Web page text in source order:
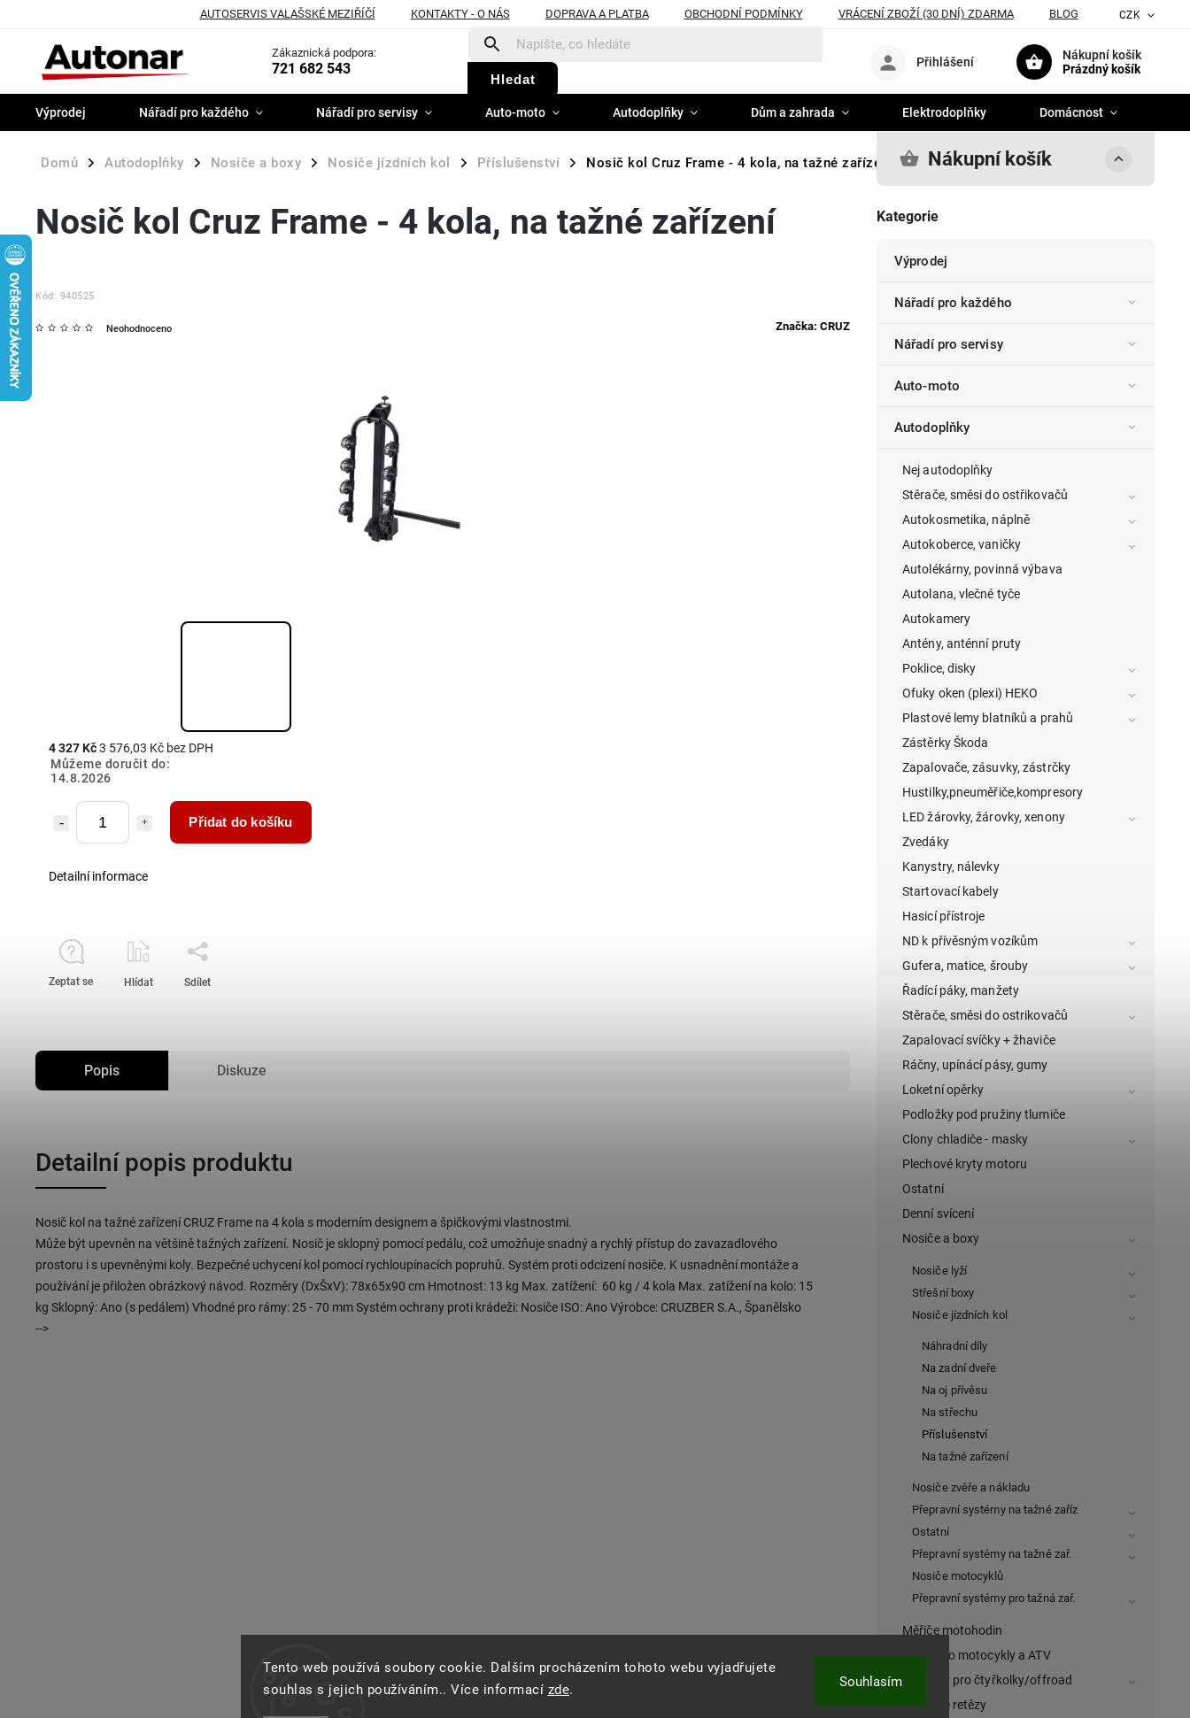
Tento web používá soubory cookie. Dalším procházením tohoto webu vyjadřujete
souhlas s jejich používáním.. Více informací zde. Souhlasím
AUTOSERVIS VALAŠSKÉ MEZIŘÍČÍ KONTAKTY - O NÁS DOPRAVA A PLATBA OBCHODNÍ PODMÍNKY VRÁCENÍ ZBOŽÍ (30 DNÍ) ZDARMA BLOG CZK
Zákaznická podpora:
721 682 543
Hledat
Nákupní košík
Prázdný košík
Přihlášení
Výprodej Nářadí pro každého Nářadí pro servisy Auto-moto Autodoplňky Dům a zahrada Elektrodoplňky Domácnost
Domů / Autodoplňky / Nosiče a boxy / Nosiče jízdních kol / Příslušenství / Nosič kol Cruz Frame - 4 kola, na tažné zařízení Nákupní košík
Kategorie
Výprodej
Nářadí pro každého
Nářadí pro servisy
Auto-moto
Autodoplňky
Nej autodoplňky
Stěrače, směsi do ostřikovačů
Autokosmetika, náplně
Autokoberce, vaničky
Autolékárny, povinná výbava
Autolana, vlečné tyče
Autokamery
Antény, anténní pruty
Poklice, disky
Ofuky oken (plexi) HEKO
Plastové lemy blatníků a prahů
Zástěrky Škoda
Zapalovače, zásuvky, zástrčky
Hustilky,pneuměřiče,kompresory
LED žárovky, žárovky, xenony
Zvedáky
Kanystry, nálevky
Startovací kabely
Hasicí přístroje
ND k přívěsným vozíkům
Gufera, matice, šrouby
Řadící páky, manžety
Stěrače, směsi do ostrikovačů
Zapalovací svíčky + žhaviče
Ráčny, upínácí pásy, gumy
Loketní opěrky
Podložky pod pružiny tlumiče
Clony chladiče - masky
Plechové kryty motoru
Ostatní
Denní svícení
Nosiče a boxy
Nosiče lyží
Střešní boxy
Nosiče jízdních kol
Náhradní díly
Na zadní dveře
Na oj přívěsu
Na střechu
Příslušenství
Na tažné zařízení
Nosiče zvěře a nákladu
Přepravní systémy na tažné zaříz
Ostatní
Přepravní systémy na tažné zař.
Nosiče motocyklů
Přepravní systémy pro tažná zař.
Měřiče motohodin
Přilby pro motocykly a ATV
Navijáky pro čtyřkolky/offroad
Sněhové retězy
Nosič kol Cruz Frame - 4 kola, na tažné zařízení
Kód: 940525
Neohodnoceno Značka: CRUZ
4 327 Kč3 576,03 Kč bez DPH
Můžeme doručit do:
14.8.2026
Přidat do košíku
Detailní informace
Zeptat se Hlídat Sdílet
Popis Diskuze
Detailní popis produktu
Nosič kol na tažné zařízení CRUZ Frame na 4 kola s moderním designem a špičkovými vlastnostmi.
Může být upevněn na většině tažných zařízení. Nosič je sklopný pomocí pedálu, což umožňuje snadný a rychlý přístup do zavazadlového
prostoru i s upevněnými koly. Bezpečné uchycení kol pomocí rychloupínacích popruhů. Systém proti odcizení nosiče. K usnadnění montáže a
používání je přiložen obrázkový návod. Rozměry (DxŠxV): 78x65x90 cm Hmotnost: 13 kg Max. zatížení: 60 kg / 4 kola Max. zatížení na kolo: 15
kg Sklopný: Ano (s pedálem) Vhodné pro rámy: 25 - 70 mm Systém ochrany proti krádeži: Nosiče ISO: Ano Výrobce: CRUZBER S.A., Španělsko
-->